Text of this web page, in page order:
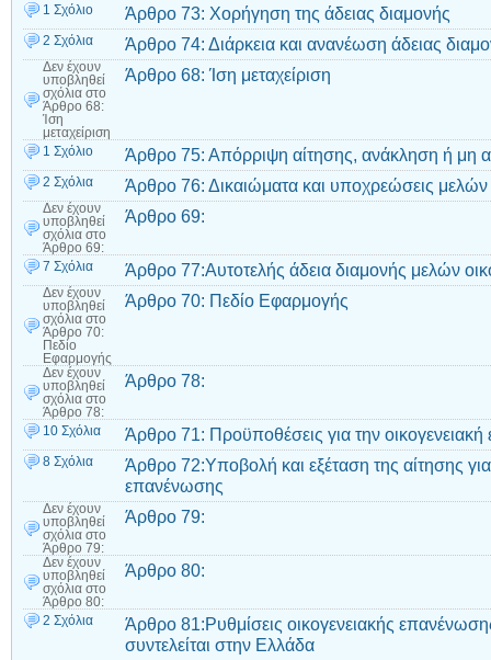
1 Σχόλιο Άρθρο 73: Χορήγηση της άδειας διαμονής
2 Σχόλια Άρθρο 74: Διάρκεια και ανανέωση άδειας
Δεν έχουν
υποβληθεί
σχόλια στο
Άρθρο 68:
Ίση
μεταχείριση
Άρθρο 68: Ίση μεταχείριση
1 Σχόλιο Άρθρο 75: Απόρριψη αίτησης, ανάκληση ή μη
2 Σχόλια Άρθρο 76: Δικαιώματα και υποχρεώσεις μελών
Δεν έχουν
υποβληθεί
σχόλια στο
Άρθρο 69:
Άρθρο 69:
7 Σχόλια Άρθρο 77:Αυτοτελής άδεια διαμονής μελών
Δεν έχουν
υποβληθεί
σχόλια στο
Άρθρο 70:
Πεδίο
Εφαρμογής
Άρθρο 70: Πεδίο Εφαρμογής
Δεν έχουν
υποβληθεί
σχόλια στο
Άρθρο 78:
Άρθρο 78:
10 Σχόλια Άρθρο 71: Προϋποθέσεις για την
8 Σχόλια
Άρθρο 72:Υποβολή και εξέταση της αίτησης για
επανένωσης
Δεν έχουν
υποβληθεί
σχόλια στο
Άρθρο 79:
Άρθρο 79:
Δεν έχουν
υποβληθεί
σχόλια στο
Άρθρο 80:
Άρθρο 80:
2 Σχόλια
Άρθρο 81:Ρυθμίσεις οικογενειακής
συντελείται στην Ελλάδα